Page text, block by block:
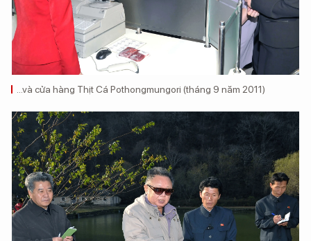
...và cửa hàng Thịt Cá Pothongmungori (tháng 9 năm 2011)